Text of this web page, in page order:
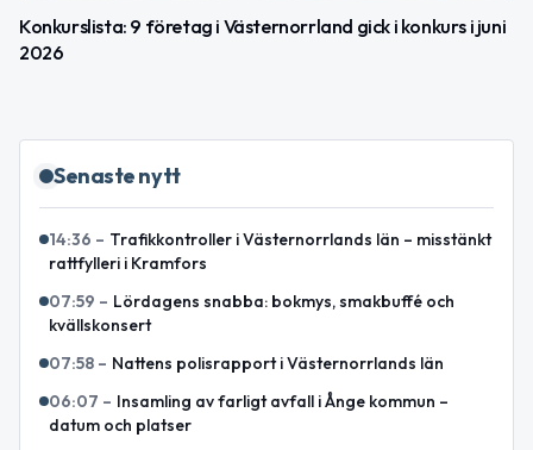
Konkurslista: 9 företag i Västernorrland gick i konkurs i juni
2026
Senaste nytt
14:36 – Trafikkontroller i Västernorrlands län – misstänkt
rattfylleri i Kramfors
07:59 – Lördagens snabba: bokmys, smakbuffé och
kvällskonsert
07:58 – Nattens polisrapport i Västernorrlands län
06:07 – Insamling av farligt avfall i Ånge kommun –
datum och platser